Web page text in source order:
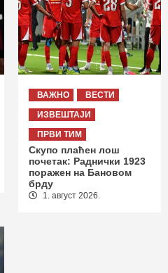
ВАЖНО
ВЕСТИ
ИЗВЕШТАЈИ
ПРВИ ТИМ
Скупо плаћен лош
почетак: Раднички 1923
поражен на Бановом
брду
1. август 2026.